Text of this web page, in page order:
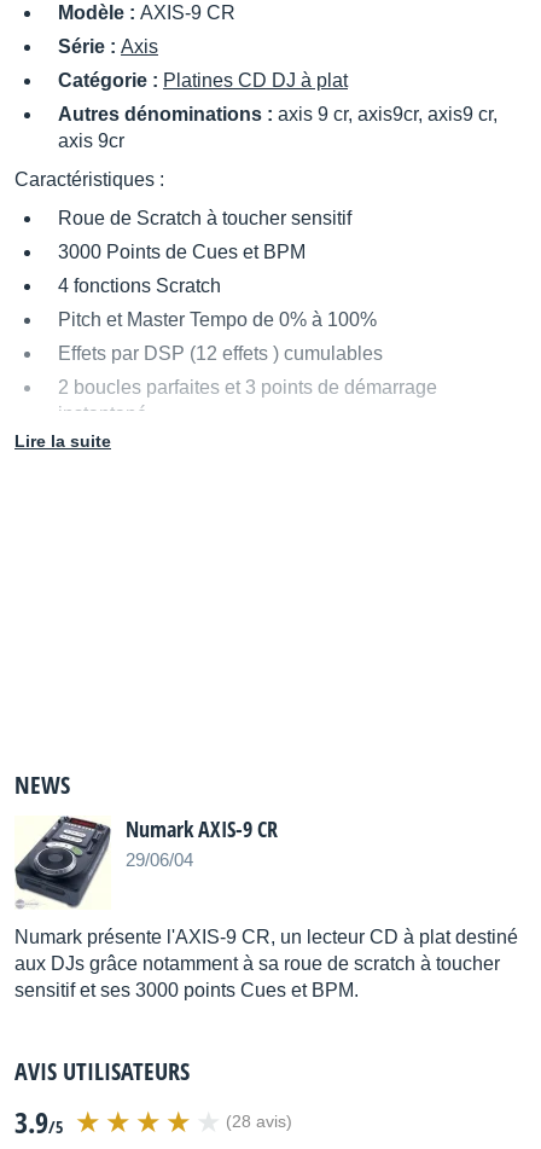
Modèle : AXIS-9 CR
Série : Axis
Catégorie : Platines CD DJ à plat
Autres dénominations : axis 9 cr, axis9cr, axis9 cr,
axis 9cr
Caractéristiques :
Roue de Scratch à toucher sensitif
3000 Points de Cues et BPM
4 fonctions Scratch
Pitch et Master Tempo de 0% à 100%
Effets par DSP (12 effets ) cumulables
2 boucles parfaites et 3 points de démarrage
instantané
Démarrage et arrêt à vitesse réglable
Source : Numark
Distribué paraudia
Lire la suite
NEWS
Numark AXIS-9 CR
29/06/04
Numark présente l'AXIS-9 CR, un lecteur CD à plat destiné
aux DJs grâce notamment à sa roue de scratch à toucher
sensitif et ses 3000 points Cues et BPM.
AVIS UTILISATEURS
3.9/5 (28 avis)